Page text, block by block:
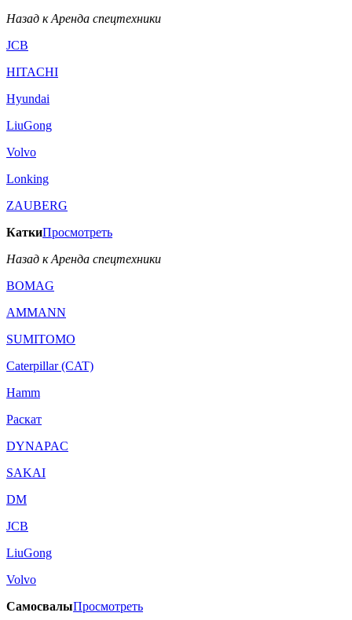
Назад к Аренда спецтехники
JCB
HITACHI
Hyundai
LiuGong
Volvo
Lonking
ZAUBERG
КаткиПросмотреть
Назад к Аренда спецтехники
BOMAG
AMMANN
SUMITOMO
Caterpillar (CAT)
Hamm
Раскат
DYNAPAC
SAKAI
DM
JCB
LiuGong
Volvo
СамосвалыПросмотреть